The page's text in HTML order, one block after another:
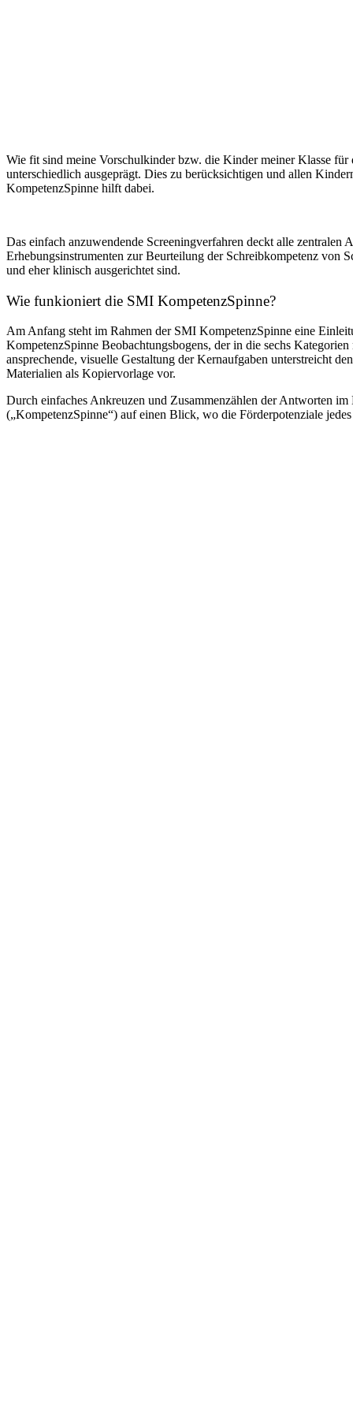
Wie fit sind meine Vorschulkinder bzw. die Kinder meiner Klasse
unterschiedlich ausgeprägt. Dies zu berücksichtigen und allen
KompetenzSpinne hilft dabei.
Das einfach anzuwendende Screeningverfahren deckt alle zentralen
Erhebungsinstrumenten zur Beurteilung der Schreibkompetenz von
und eher klinisch ausgerichtet sind.
Wie funkioniert die SMI KompetenzSpinne?
Am Anfang steht im Rahmen der SMI KompetenzSpinne eine
KompetenzSpinne Beobachtungsbogens, der in die sechs
ansprechende, visuelle Gestaltung der Kernaufgaben unterstreicht
Materialien als Kopiervorlage vor.
Durch einfaches Ankreuzen und Zusammenzählen der Antworten
(„KompetenzSpinne“) auf einen Blick, wo die Förderpotenziale